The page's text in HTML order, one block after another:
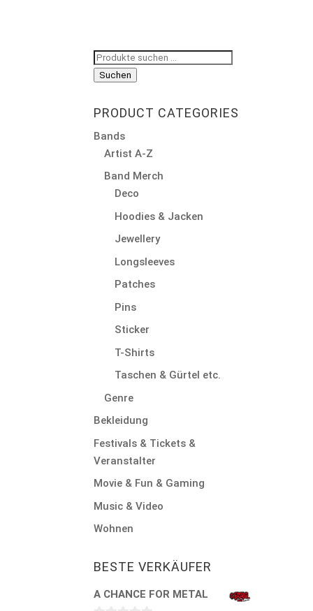
Suchen
nach:
Suchen
PRODUCT CATEGORIES
Bands
Artist A-Z
Band Merch
Deco
Hoodies & Jacken
Jewellery
Longsleeves
Patches
Pins
Sticker
T-Shirts
Taschen & Gürtel etc.
Genre
Bekleidung
Festivals & Tickets &
Veranstalter
Movie & Fun & Gaming
Music & Video
Wohnen
BESTE VERKÄUFER
A CHANCE FOR METAL